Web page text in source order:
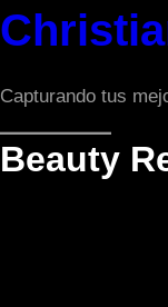
Saltar
al
Capturando tus
Beauty